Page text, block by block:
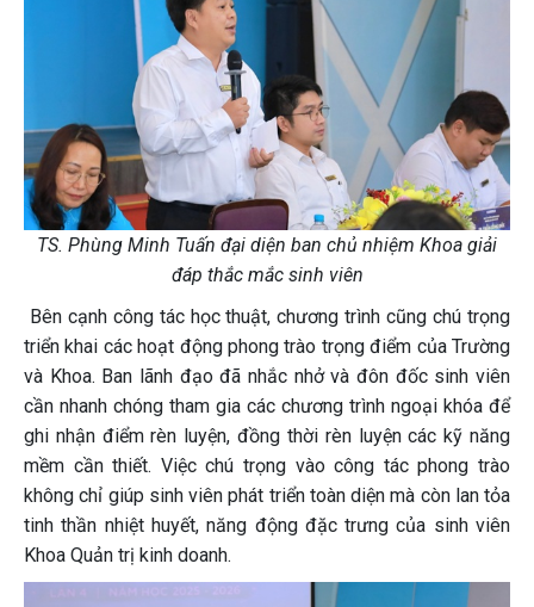
TS. Phùng Minh Tuấn đại diện ban chủ nhiệm Khoa giải
đáp thắc mắc sinh viên
Bên cạnh công tác học thuật, chương trình cũng chú trọng
triển khai các hoạt động phong trào trọng điểm của Trường
và Khoa. Ban lãnh đạo đã nhắc nhở và đôn đốc sinh viên
cần nhanh chóng tham gia các chương trình ngoại khóa để
ghi nhận điểm rèn luyện, đồng thời rèn luyện các kỹ năng
mềm cần thiết. Việc chú trọng vào công tác phong trào
không chỉ giúp sinh viên phát triển toàn diện mà còn lan tỏa
tinh thần nhiệt huyết, năng động đặc trưng của sinh viên
Khoa Quản trị kinh doanh.